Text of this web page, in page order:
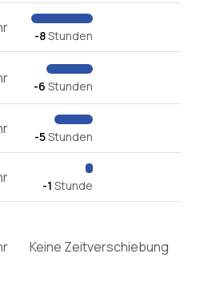
-8Stunden
-6 Stunden
-5Stunden
-1 Stunde
Keine Zeitverschiebung